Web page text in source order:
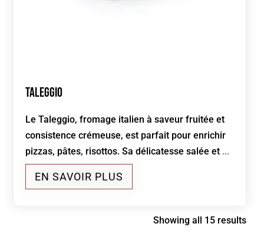
Taleggio
Le Taleggio, fromage italien à saveur fruitée et
consistence crémeuse, est parfait pour enrichir
pizzas, pâtes, risottos. Sa délicatesse salée et ...
EN SAVOIR PLUS
Showing all 15 results